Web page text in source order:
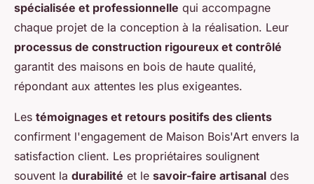
spécialisée et professionnelle qui accompagne
chaque projet de la conception à la réalisation. Leur
processus de construction rigoureux et contrôlé
garantit des maisons en bois de haute qualité,
répondant aux attentes les plus exigeantes.
Les témoignages et retours positifs des clients
confirment l'engagement de Maison Bois'Art envers la
satisfaction client. Les propriétaires soulignent
souvent la durabilité et le savoir-faire artisanal des